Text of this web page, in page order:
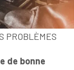
PROBLÈMES
de bonne